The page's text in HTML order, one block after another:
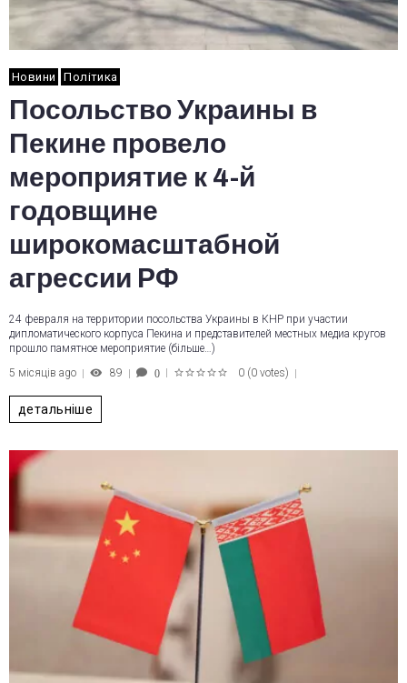
Новини Політика
Посольство Украины в
Пекине провело
мероприятие к 4-й
годовщине
широкомасштабной
агрессии РФ
24 февраля на территории посольства Украины в КНР при участии
дипломатического корпуса Пекина и представителей местных медиа кругов
прошло памятное мероприятие (більше…)
5 місяців ago
89 0 0 (0 votes)
детальніше